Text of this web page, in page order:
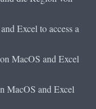
Excel to access a
MacOS and Excel
MacOS and Excel